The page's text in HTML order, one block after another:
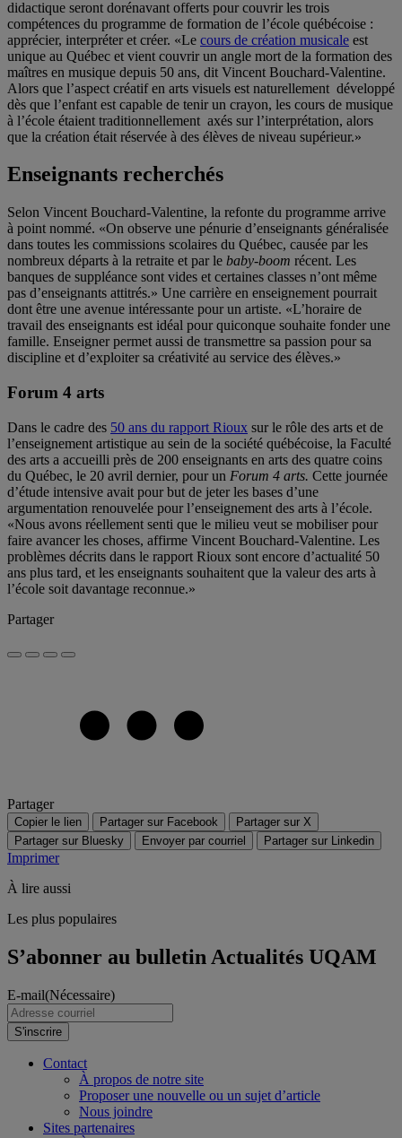
didactique seront dorénavant offerts pour couvrir les trois
compétences du programme de formation de l’école québécoise :
apprécier, interpréter et créer. «Le cours de création musicale est
unique au Québec et vient couvrir un angle mort de la formation des
maîtres en musique depuis 50 ans, dit Vincent Bouchard-Valentine.
Alors que l’aspect créatif en arts visuels est naturellement développé
dès que l’enfant est capable de tenir un crayon, les cours de musique
à l’école étaient traditionnellement axés sur l’interprétation, alors
que la création était réservée à des élèves de niveau supérieur.»
Enseignants recherchés
Selon Vincent Bouchard-Valentine, la refonte du programme arrive
à point nommé. «On observe une pénurie d’enseignants généralisée
dans toutes les commissions scolaires du Québec, causée par les
nombreux départs à la retraite et par le baby-boom récent. Les
banques de suppléance sont vides et certaines classes n’ont même
pas d’enseignants attitrés.» Une carrière en enseignement pourrait
dont être une avenue intéressante pour un artiste. «L’horaire de
travail des enseignants est idéal pour quiconque souhaite fonder une
famille. Enseigner permet aussi de transmettre sa passion pour sa
discipline et d’exploiter sa créativité au service des élèves.»
Forum 4 arts
Dans le cadre des 50 ans du rapport Rioux sur le rôle des arts et de
l’enseignement artistique au sein de la société québécoise, la Faculté
des arts a accueilli près de 200 enseignants en arts des quatre coins
du Québec, le 20 avril dernier, pour un Forum 4 arts. Cette journée
d’étude intensive avait pour but de jeter les bases d’une
argumentation renouvelée pour l’enseignement des arts à l’école.
«Nous avons réellement senti que le milieu veut se mobiliser pour
faire avancer les choses, affirme Vincent Bouchard-Valentine. Les
problèmes décrits dans le rapport Rioux sont encore d’actualité 50
ans plus tard, et les enseignants souhaitent que la valeur des arts à
l’école soit davantage reconnue.»
Partager
Partager
Copier le lien Partager sur Facebook
Partager sur X
Partager sur Bluesky
Envoyer par courriel Partager sur Linkedin
Imprimer
À lire aussi
Les plus populaires
S’abonner au bulletin Actualités UQAM
E-mail(Nécessaire)
S'inscrire
Contact
À propos de notre site
Proposer une nouvelle ou un sujet d’article
Nous joindre
Sites partenaires